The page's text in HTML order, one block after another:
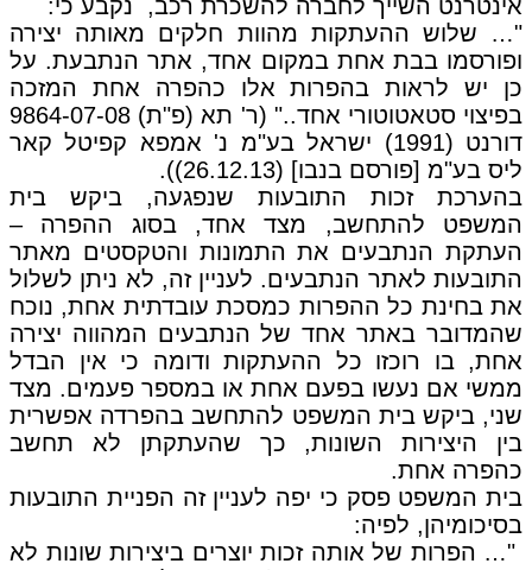
אינטרנט השייך לחברה להשכרת רכב, נקבע כי:
"… שלוש ההעתקות מהוות חלקים מאותה יצירה
ופורסמו בבת אחת במקום אחד, אתר הנתבעת. על
כן יש לראות בהפרות אלו כהפרה אחת המזכה
בפיצוי סטאטוטורי אחד.." (ר' תא (פ"ת) 9864-07-08
דורנט (1991) ישראל בע"מ נ' אמפא קפיטל קאר
ליס בע"מ [פורסם בנבו] (26.12.13)).
בהערכת זכות התובעות שנפגעה, ביקש בית
המשפט להתחשב, מצד אחד, בסוג ההפרה –
העתקת הנתבעים את התמונות והטקסטים מאתר
התובעות לאתר הנתבעים. לעניין זה, לא ניתן לשלול
את בחינת כל ההפרות כמסכת עובדתית אחת, נוכח
שהמדובר באתר אחד של הנתבעים המהווה יצירה
אחת, בו רוכזו כל ההעתקות ודומה כי אין הבדל
ממשי אם נעשו בפעם אחת או במספר פעמים. מצד
שני, ביקש בית המשפט להתחשב בהפרדה אפשרית
בין היצירות השונות, כך שהעתקתן לא תחשב
כהפרה אחת.
בית המשפט פסק כי יפה לעניין זה הפניית התובעות
בסיכומיהן, לפיה:
"… הפרות של אותה זכות יוצרים ביצירות שונות לא